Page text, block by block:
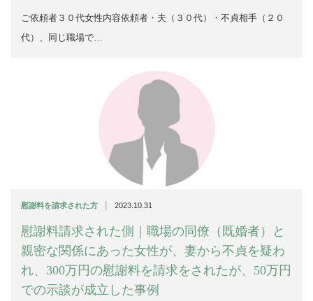
ご依頼者３０代女性内容依頼者・夫（３０代）・不貞相手（２０
代）、同じ職場で…
慰謝料を請求された方 | 2023.10.31
慰謝料請求された側｜職場の同僚（既婚者）と
親密な関係にあった女性が、妻から不貞を疑わ
れ、300万円の慰謝料を請求をされたが、50万円
での示談が成立した事例